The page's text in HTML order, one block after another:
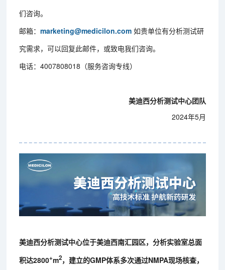
们咨询。
邮箱：marketing@medicilon.com 如贵单位有分析测试研
究需求，可以回复此邮件，或致电我们咨询。
电话：4007808018（服务咨询专线）
美迪西分析测试中心团队
2024年5月
美迪西分析测试中心位于美迪西南汇园区，分析实验室总面
积达2800+m2，建立的GMP体系多次通过NMPA现场核查，